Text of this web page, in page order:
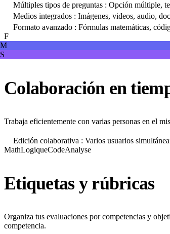
Múltiples tipos de preguntas : Opción múltiple,
Medios integrados : Imágenes, videos, audio,
Formato avanzado : Fórmulas matemáticas,
F
M
S
Colaboración en
Trabaja eficientemente con varias personas en el
Edición colaborativa : Varios usuarios
MathLogiqueCodeAnalyse
Etiquetas y rúbricas
Organiza tus evaluaciones por competencias y
competencia.